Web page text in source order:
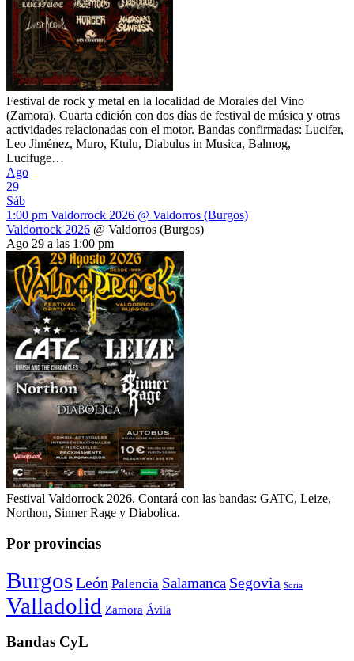
Festival de rock y metal en la localidad de Morales del Vino
(Zamora). Cuarta edición con dos días de festival de música y otras
actividades relacionadas con el motor. Bandas confirmadas: Lucifer,
Leo Jiménez, Muro, Ktulu, Diabulus in Musica, Balmog,
Lucifuge…
Ago
29
Sáb
1:00 pm Valdorrock 2026 @ Valdorros (Burgos)
Valdorrock 2026 @ Valdorros (Burgos)
Ago 29 a las 1:00 pm
Festival Valdorrock 2026. Contará con las bandas: GATC, Leize,
Northon, Sinner Rage y Diabolica.
Por provincias
BurgosLeón Palencia Salamanca Segovia Soria
Valladolid Zamora Ávila
Bandas CyL